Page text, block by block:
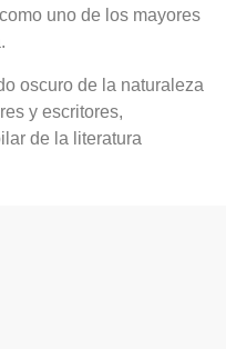
uno de los mayores
oscuro de la naturaleza
y escritores,
de la literatura